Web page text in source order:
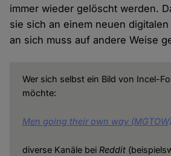
immer wieder gelöscht werden.
sie sich an einem neuen
an sich muss auf andere Weise
Wer sich selbst ein Bild von Incel-
möchte:
Men going their own way (MGTOW)
diverse Kanäle bei Reddit